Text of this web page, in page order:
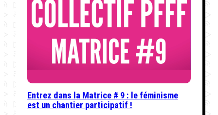
Entrez dans la Matrice # 9 : le féminisme
est un chantier participatif !